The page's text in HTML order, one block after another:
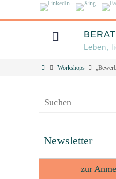
HOME
Leben,
Workshops
Newsletter
zur